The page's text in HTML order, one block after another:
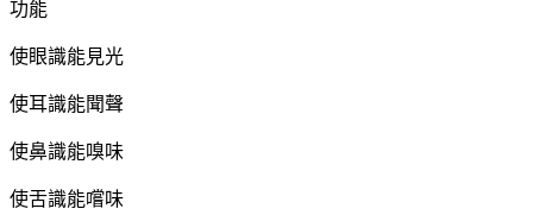
功能
使眼識能見光
使耳識能聞聲
使鼻識能嗅味
使舌識能嚐味